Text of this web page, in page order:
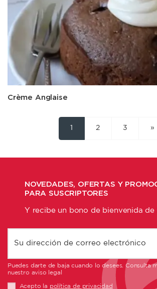
Crème Anglaise
2 3 »
NOVEDADES, OFERTAS Y
PARA SUSCRIPTORES
Y recibe un bono de bienvenida de
Puedes darte de baja cuando lo desees. Consulta
nuestro aviso legal
Acepto la política de privacidad